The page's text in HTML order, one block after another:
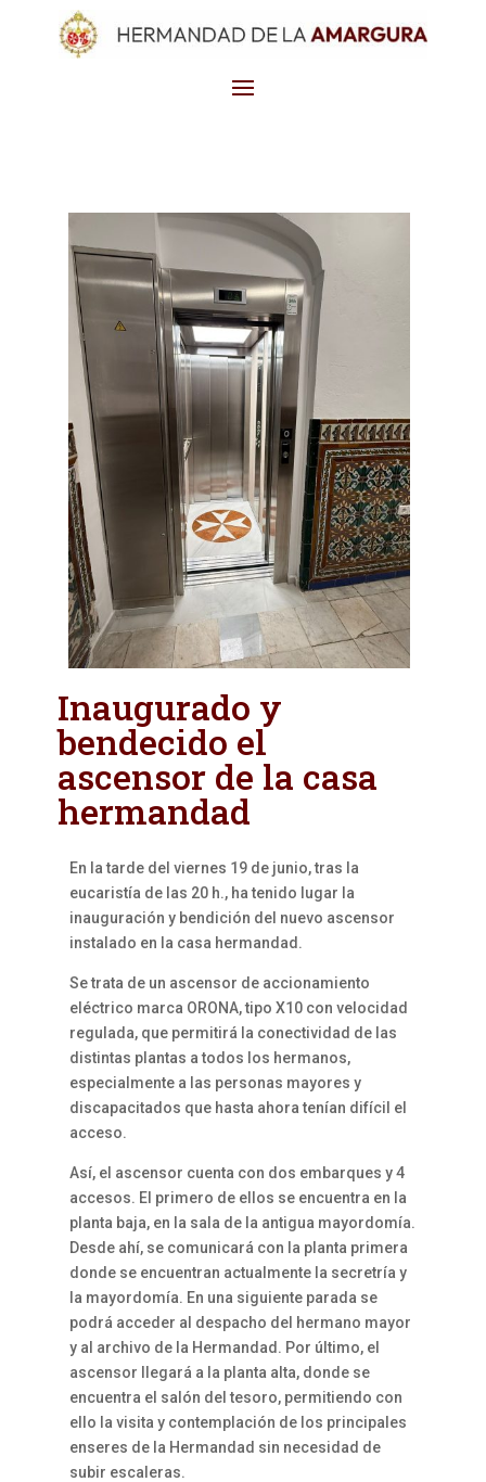
Inaugurado y
bendecido el
ascensor de la casa
hermandad
En la tarde del viernes 19 de junio, tras la
eucaristía de las 20 h., ha tenido lugar la
inauguración y bendición del nuevo ascensor
instalado en la casa hermandad.
Se trata de un ascensor de accionamiento
eléctrico marca ORONA, tipo X10 con velocidad
regulada, que permitirá la conectividad de las
distintas plantas a todos los hermanos,
especialmente a las personas mayores y
discapacitados que hasta ahora tenían difícil el
acceso.
Así, el ascensor cuenta con dos embarques y 4
accesos. El primero de ellos se encuentra en la
planta baja, en la sala de la antigua mayordomía.
Desde ahí, se comunicará con la planta primera
donde se encuentran actualmente la secretría y
la mayordomía. En una siguiente parada se
podrá acceder al despacho del hermano mayor
y al archivo de la Hermandad. Por último, el
ascensor llegará a la planta alta, donde se
encuentra el salón del tesoro, permitiendo con
ello la visita y contemplación de los principales
enseres de la Hermandad sin necesidad de
subir escaleras.